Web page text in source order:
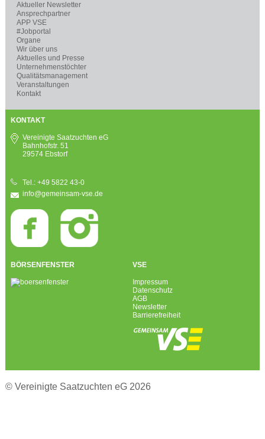
Aktueller Newsletter
Ansprechpartner
APP VSE
#Jobportal
Organe
Wir über uns
Aktuelles und Presse
Unternehmenstöchter
Qualitätsmanagement
Veranstaltungen
Kontakt
KONTAKT
Vereinigte Saatzuchten eG
Bahnhofstr. 51
29574 Ebstorf
Tel.: +49 5822 43-0
info@gemeinsam-vse.de
BÖRSENFENSTER VSE
Impressum
Datenschutz
AGB
Newsletter
Barrierefreiheit
© Vereinigte Saatzuchten eG 2026